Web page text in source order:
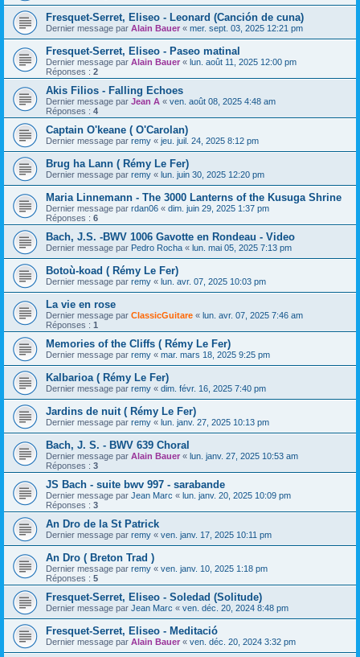
Fresquet-Serret, Eliseo - Leonard (Canción de cuna)
Dernier message par Alain Bauer « mer. sept. 03, 2025 12:21 pm
Fresquet-Serret, Eliseo - Paseo matinal
Dernier message par Alain Bauer « lun. août 11, 2025 12:00 pm
Réponses : 2
Akis Filios - Falling Echoes
Dernier message par Jean A « ven. août 08, 2025 4:48 am
Réponses : 4
Captain O'keane ( O'Carolan)
Dernier message par remy « jeu. juil. 24, 2025 8:12 pm
Brug ha Lann ( Rémy Le Fer)
Dernier message par remy « lun. juin 30, 2025 12:20 pm
Maria Linnemann - The 3000 Lanterns of the Kusuga Shrine
Dernier message par rdan06 « dim. juin 29, 2025 1:37 pm
Réponses : 6
Bach, J.S. -BWV 1006 Gavotte en Rondeau - Video
Dernier message par Pedro Rocha « lun. mai 05, 2025 7:13 pm
Botoù-koad ( Rémy Le Fer)
Dernier message par remy « lun. avr. 07, 2025 10:03 pm
La vie en rose
Dernier message par ClassicGuitare « lun. avr. 07, 2025 7:46 am
Réponses : 1
Memories of the Cliffs ( Rémy Le Fer)
Dernier message par remy « mar. mars 18, 2025 9:25 pm
Kalbarioa ( Rémy Le Fer)
Dernier message par remy « dim. févr. 16, 2025 7:40 pm
Jardins de nuit ( Rémy Le Fer)
Dernier message par remy « lun. janv. 27, 2025 10:13 pm
Bach, J. S. - BWV 639 Choral
Dernier message par Alain Bauer « lun. janv. 27, 2025 10:53 am
Réponses : 3
JS Bach - suite bwv 997 - sarabande
Dernier message par Jean Marc « lun. janv. 20, 2025 10:09 pm
Réponses : 3
An Dro de la St Patrick
Dernier message par remy « ven. janv. 17, 2025 10:11 pm
An Dro ( Breton Trad )
Dernier message par remy « ven. janv. 10, 2025 1:18 pm
Réponses : 5
Fresquet-Serret, Eliseo - Soledad (Solitude)
Dernier message par Jean Marc « ven. déc. 20, 2024 8:48 pm
Fresquet-Serret, Eliseo - Meditació
Dernier message par Alain Bauer « ven. déc. 20, 2024 3:32 pm